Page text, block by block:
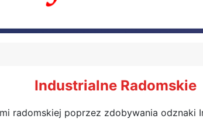
Industrialne Radomskie
radomskiej poprzez zdobywania odznaki